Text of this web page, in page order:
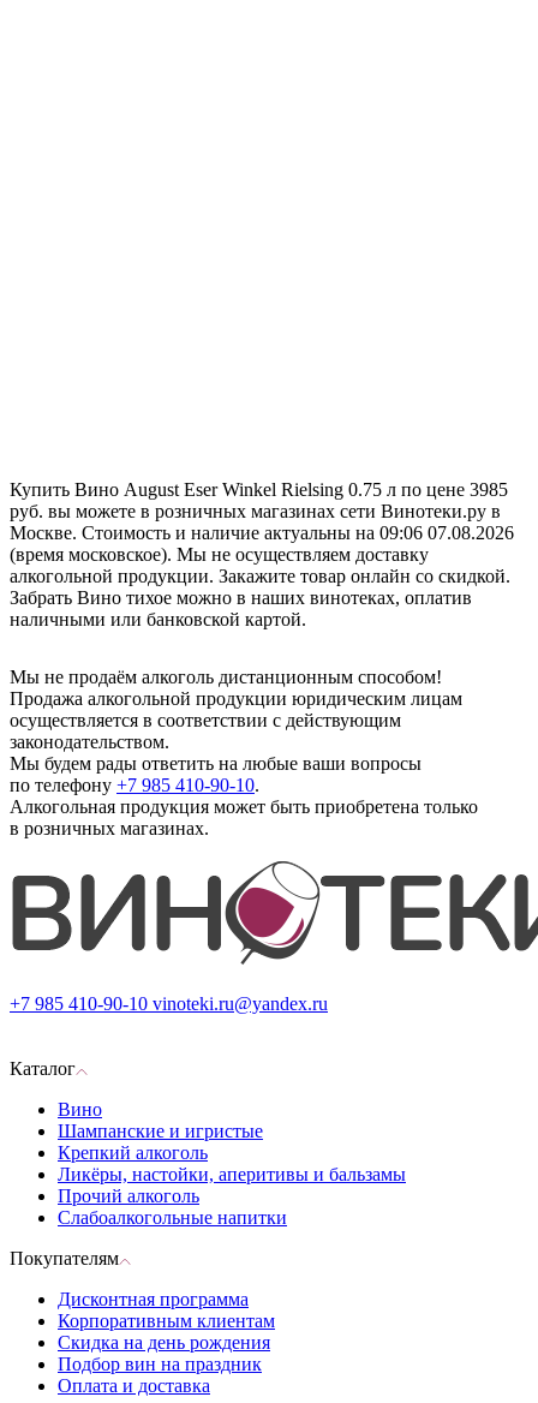
Купить Вино August Eser Winkel Rielsing 0.75 л по цене 3985
руб. вы можете в розничных магазинах сети Винотеки.ру в
Москве. Стоимость и наличие актуальны на 09:06 07.08.2026
(время московское). Мы не осуществляем доставку
алкогольной продукции. Закажите товар онлайн со скидкой.
Забрать Вино тихое можно в наших винотеках, оплатив
наличными или банковской картой.
Мы не продаём алкоголь дистанционным способом!
Продажа алкогольной продукции юридическим лицам
осуществляется в соответствии с действующим
законодательством.
Мы будем рады ответить на любые ваши вопросы
по телефону +7 985 410-90-10.
Алкогольная продукция может быть приобретена только
в розничных магазинах.
+7 985 410-90-10 vinoteki.ru@yandex.ru
Каталог
Вино
Шампанские и игристые
Крепкий алкоголь
Ликёры, настойки, аперитивы и бальзамы
Прочий алкоголь
Слабоалкогольные напитки
Покупателям
Дисконтная программа
Корпоративным клиентам
Скидка на день рождения
Подбор вин на праздник
Оплата и доставка